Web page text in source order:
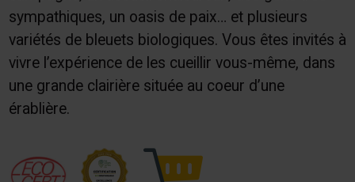
sympathiques, un oasis de paix… et plusieurs
variétés de bleuets biologiques. Vous êtes invités à
vivre l’expérience de les cueillir vous-même, dans
une grande clairière située au coeur d’une
érablière.